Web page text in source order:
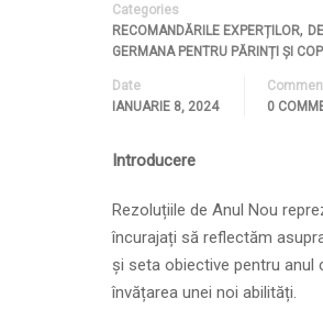
Categories
RECOMANDĂRILE EXPERȚILOR,
GERMANA PENTRU PĂRINȚI ȘI
Date
IANUARIE 8, 2024
0
Introducere
Rezoluțiile de Anul Nou
încurajați să reflectăm
și seta obiective pentru anul
învățarea unei noi abilități.